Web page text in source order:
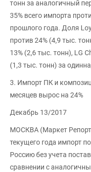
тонн за аналогичный
35% всего импорта
прошлого года. Доля
против 24% (4,9 тыс.
13% (2,6 тыс. тонн), LG
(1,3 тыс. тонн) за
3. Импорт ПК и
месяцев вырос на 24%
Декабрь 13/2017
МОСКВА (Маркет
текущего года импорт
Россию без учета
сравнении с